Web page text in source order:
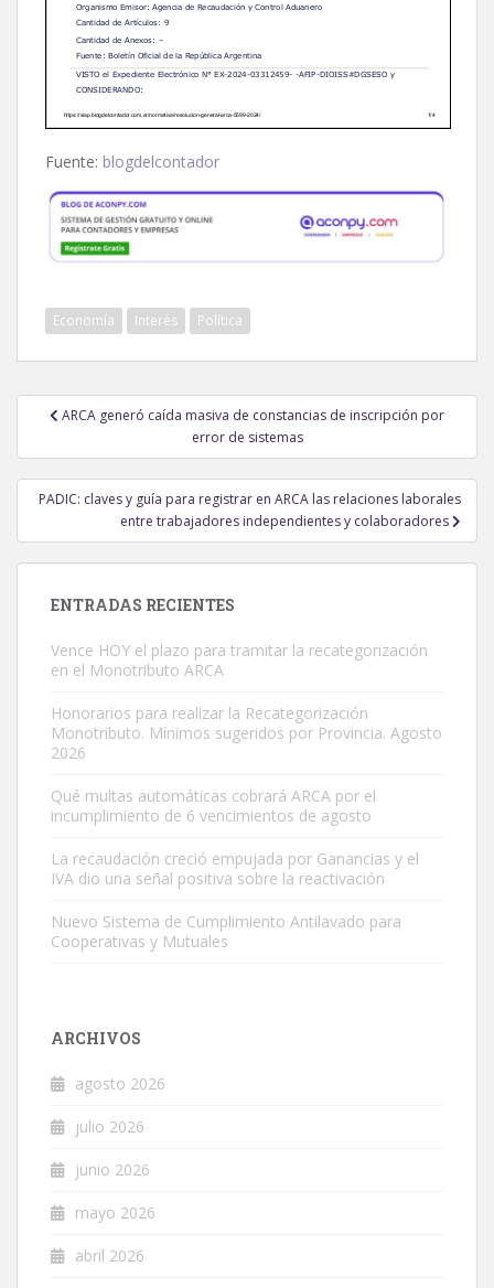
Fuente: blogdelcontador
Economía Interés Política
Navegación
entradas
ARCA generó caída masiva de constancias de inscripción por
error de sistemas
PADIC: claves y guía para registrar en ARCA las relaciones laborales
entre trabajadores independientes y colaboradores
ENTRADAS RECIENTES
Vence HOY el plazo para tramitar la recategorización
en el Monotributo ARCA
Honorarios para realizar la Recategorización
Monotributo. Mínimos sugeridos por Provincia. Agosto
2026
Qué multas automáticas cobrará ARCA por el
incumplimiento de 6 vencimientos de agosto
La recaudación creció empujada por Ganancias y el
IVA dio una señal positiva sobre la reactivación
Nuevo Sistema de Cumplimiento Antilavado para
Cooperativas y Mutuales
ARCHIVOS
agosto 2026
julio 2026
junio 2026
mayo 2026
abril 2026